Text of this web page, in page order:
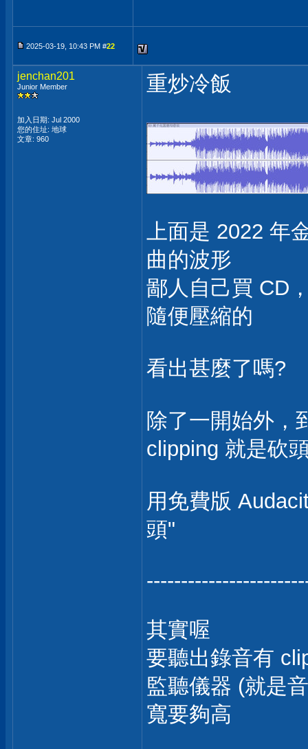
2025-03-19, 10:43 PM #22
jenchan201
Junior Member
加入日期: Jul 2000
您的住址: 地球
文章: 960
重炒冷飯
上面是 2022 年
曲的波形
鄙人自己買 CD
隨便壓縮的
看出甚麼了嗎?
除了一開始外，
clipping 就是砍
用免費版
頭"
其實喔
要聽出錄音有
監聽儀器 (就是
寬要夠高